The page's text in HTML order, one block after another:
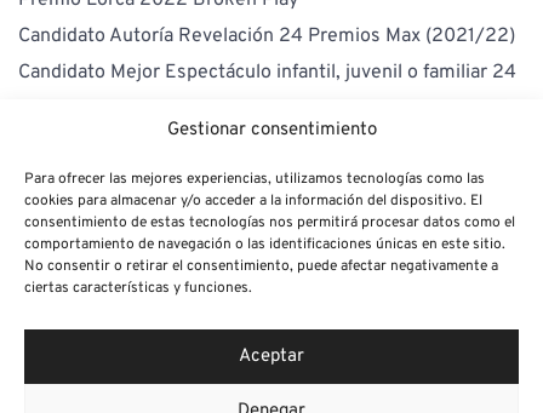
Gestionar consentimiento
Para ofrecer las mejores experiencias, utilizamos tecnologías como las
cookies para almacenar y/o acceder a la información del dispositivo. El
consentimiento de estas tecnologías nos permitirá procesar datos como el
comportamiento de navegación o las identificaciones únicas en este sitio.
No consentir o retirar el consentimiento, puede afectar negativamente a
ciertas características y funciones.
Aceptar
Candidato Autoría Revelación 24 Premios Max (2021/22)
Candidato Mejor Espectáculo infantil, juvenil o familiar 24